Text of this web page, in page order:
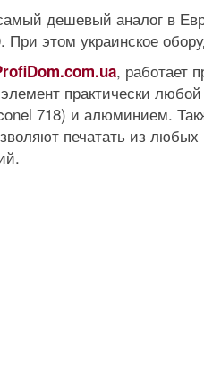
дешевый аналог в
При этом украинское
, работает
практически
718) и алюминием.
печатать из любых
Prev Next